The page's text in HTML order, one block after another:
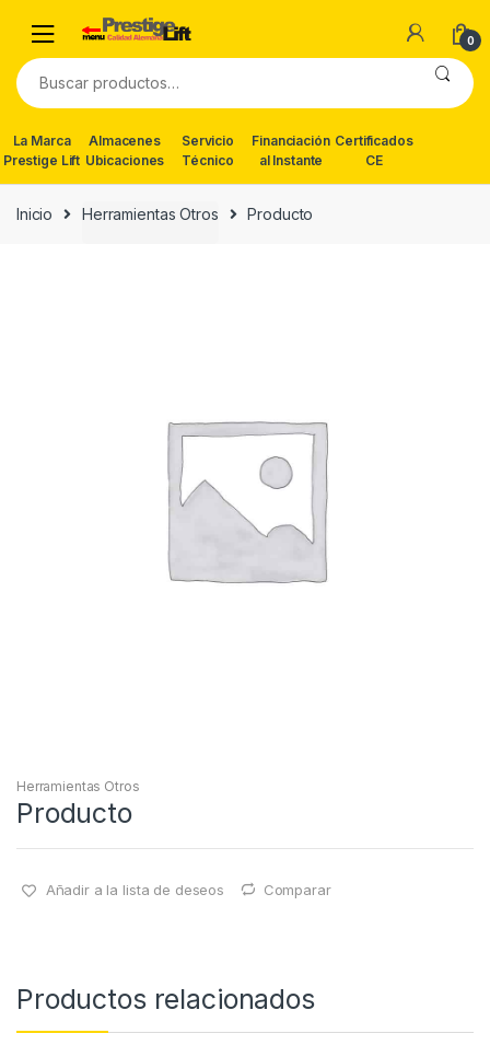
navigation
content
0
Buscar
por:
La Marca
Prestige Lift
Almacenes
Ubicaciones
Servicio
Técnico
Financiación
al Instante
Certificados
CE
Inicio Herramientas Otros Producto
Herramientas Otros
Producto
Añadir a la lista de deseos Comparar
Productos relacionados